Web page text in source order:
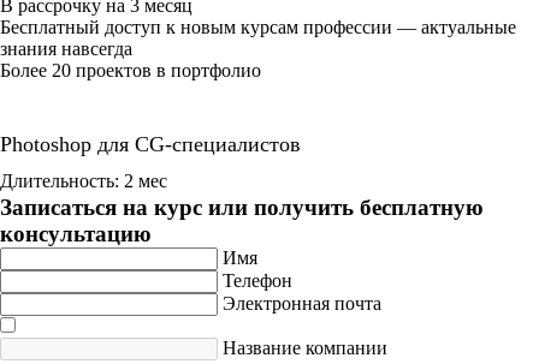
В рассрочку на 3 месяц
Бесплатный доступ к новым курсам профессии — актуальные
знания навсегда
Более 20 проектов в портфолио
Photoshop для CG-специалистов
Длительность: 2 мес
Записаться на курс или получить бесплатную
консультацию
Имя
Телефон
Электронная почта
Название компании